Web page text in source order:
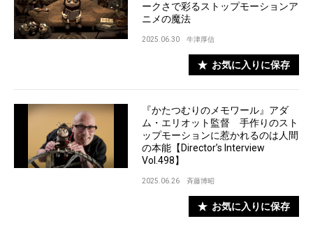
ークさで彩るストップモーションア
ニメの魔法
2025.06.30 牛津厚信
お気に入りに保存
『かたつむりのメモワール』アダ
ム・エリオット監督 手作りのスト
ップモーションに惹かれるのは人間
の本能【Director’s Interview
Vol.498】
2025.06.26 斉藤博昭
お気に入りに保存